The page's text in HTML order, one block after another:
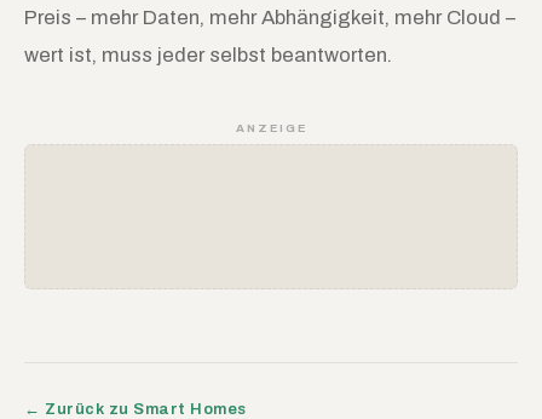
Preis – mehr Daten, mehr Abhängigkeit, mehr Cloud –
wert ist, muss jeder selbst beantworten.
ANZEIGE
← Zurück zu Smart Homes